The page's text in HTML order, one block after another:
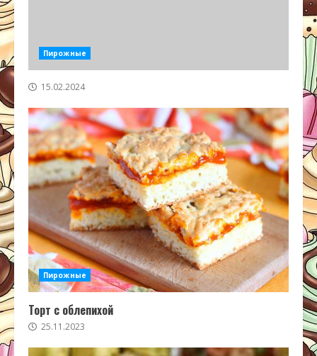
Пирожные
15.02.2024
Пирожные
Торт с облепихой
25.11.2023